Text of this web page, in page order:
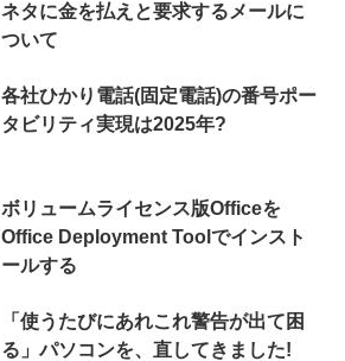
ネタに金を払えと要求するメールに
ついて
各社ひかり電話(固定電話)の番号ポー
タビリティ実現は2025年?
ボリュームライセンス版Officeを
Office Deployment Toolでインスト
ールする
「使うたびにあれこれ警告が出て困
る」パソコンを、直してきました!